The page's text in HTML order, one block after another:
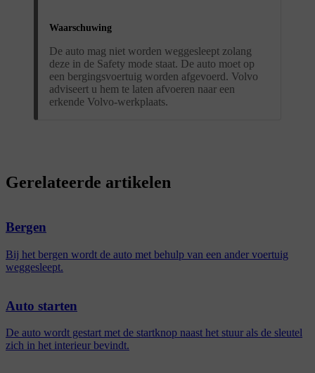
Waarschuwing
De auto mag niet worden weggesleept zolang
deze in de Safety mode staat. De auto moet op
een bergingsvoertuig worden afgevoerd. Volvo
adviseert u hem te laten afvoeren naar een
erkende Volvo-werkplaats.
Gerelateerde artikelen
Bergen
Bij het bergen wordt de auto met behulp van een ander voertuig
weggesleept.
Auto starten
De auto wordt gestart met de startknop naast het stuur als de sleutel
zich in het interieur bevindt.